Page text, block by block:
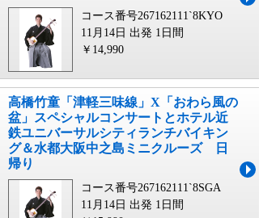
コース番号267162111`8KYO
11月14日 出発 1日間
￥14,990
高橋竹童「津軽三味線」X「おわら風の
盆」スペシャルコンサートとホテル近
鉄ユニバーサルシティランチバイキン
グ＆水都大阪中之島ミニクルーズ 日
帰り
コース番号267162111`8SGA
11月14日 出発 1日間